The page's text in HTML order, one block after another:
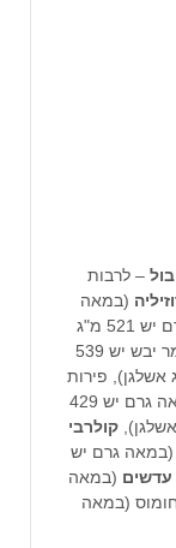
– לרבות
(במאה
(במאה גרם יש 521 מ"ג
(במאה גרם תמר יבש יש 539
יש 705 מ"ג אשלגן), פירות
(במאה גרם יש 429
קולרבי
(במאה גרם יש
עדשים (במאה
וחומוס (במאה